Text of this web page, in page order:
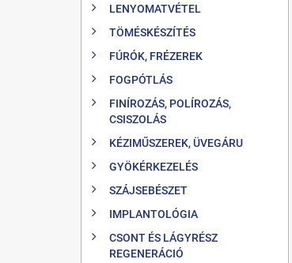
LENYOMATVÉTEL
TÖMÉSKÉSZÍTÉS
FÚRÓK, FRÉZEREK
FOGPÓTLÁS
FINÍROZÁS, POLÍROZÁS,
CSISZOLÁS
KÉZIMŰSZEREK, ÜVEGÁRU
GYÖKÉRKEZELÉS
SZÁJSEBÉSZET
IMPLANTOLÓGIA
CSONT ÉS LÁGYRÉSZ
REGENERÁCIÓ